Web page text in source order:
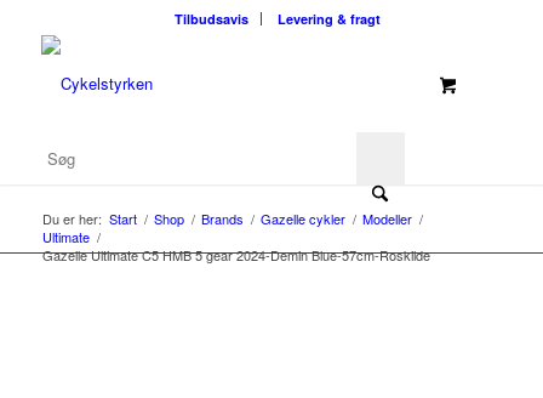
Tilbudsavis Levering & fragt
Du er her: Start / Shop / Brands / Gazelle cykler / Modeller /
Ultimate /
Gazelle Ultimate C5 HMB 5 gear 2024-Demin Blue-57cm-Roskilde